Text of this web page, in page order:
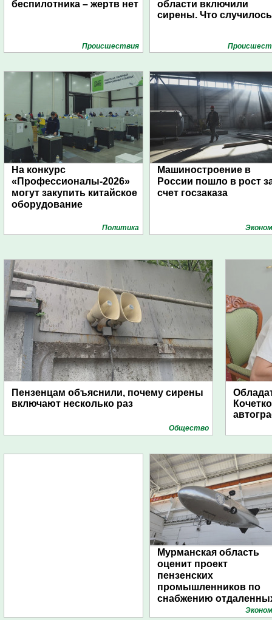
беспилотника – жертв нет
Проиcшествия
области включили
сирены. Что
На конкурс
«Профессионалы-2026»
могут закупить китайское
оборудование
Политика
Машиностроение в
России пошло в рост
счет госзаказа
Пензенцам объяснили, почему сирены
включают несколько раз
Общество
Мурманская область
оценит проект
пензенских
промышленников по
снабжению
поселений с помощью